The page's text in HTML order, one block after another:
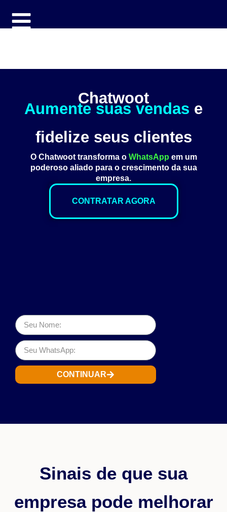
Chatwoot
Aumente suas vendas e
fidelize seus clientes
O Chatwoot transforma o WhatsApp em um
poderoso aliado para o crescimento da sua
empresa.
CONTRATAR AGORA
CONTINUAR
Sinais de que sua
empresa pode melhorar